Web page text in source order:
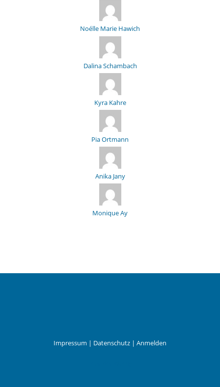
Noélle Marie Hawich
Dalina Schambach
Kyra Kahre
Pia Ortmann
Anika Jany
Monique Ay
Impressum | Datenschutz | Anmelden